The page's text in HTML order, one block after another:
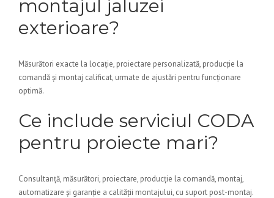
montajul jaluzei
exterioare?
Măsurători exacte la locație, proiectare personalizată, producție la
comandă și montaj calificat, urmate de ajustări pentru funcționare
optimă.
Ce include serviciul CODA
pentru proiecte mari?
Consultanță, măsurători, proiectare, producție la comandă, montaj,
automatizare și garanție a calității montajului, cu suport post-montaj.